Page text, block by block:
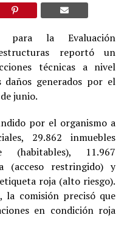
para la Evaluación
reportó un
técnicas a nivel
generados por el
junio.
por el organismo a
29.862 inmuebles
(habitables), 11.967
(acceso restringido) y
roja (alto riesgo).
comisión precisó que
en condición roja